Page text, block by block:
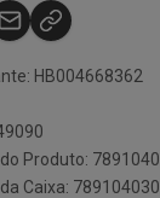
HB004668362
Produto:
Caixa: